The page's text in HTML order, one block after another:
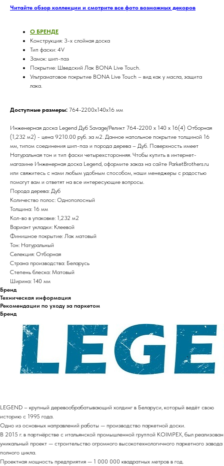
Читайте обзор коллекции и смотрите все фото возможных декоров
О БРЕНДE
Конструкция: 3-х слойная доска
Тип фаски: 4V
Замок: шип-паз
Покрытие: Шведский Лак BONA Live Touch.
Ультраматовое покрытие BONA Live Touch – вид как у масла, защита
лака.
Доступные размеры: 764-2200х140х16 мм
Инженерная доска Legend Дуб Savage/Реликт 764-2200 х 140 х 16(4) Отборная
(1,232 м2) - цена 9210.00 руб. за м2. Данное напольное покрытие толщиной 16
мм, типом соединения шип-паз и порода дерева – Дуб. Поверхность имеет
Натуральная тон и тип фаски четырехсторонняя. Чтобы купить в интернет-
магазине Инженерная доска Legend, оформите заказ на сайте ParketBrothers.ru
или свяжитесь с нами любым удобным способом, наши менеджеры с радостью
помогут вам и ответят на все интересующие вопросы.
Порода дерева: Дуб
Количество полос: Однополосный
Толщина: 16 мм
Кол-во в упаковке: 1,232 м2
Вариант укладки: Клеевой
Финишное покрытие: Лак матовый
Тон: Натуральный
Селекция: Отборная
Страна производства: Беларусь
Степень блеска: Матовый
Ширина: 140 мм
Бренд
Техническая информация
Рекомендации по уходу за паркетом
Бренд
LEGEND – крупный деревообрабатывающий холдинг в Беларуси, который ведёт свою
историю с 1995 года.
Одно из основных направлений работы — производство паркетной доски.
В 2015 г. в партнёрстве с итальянской промышленной группой KOIMPEX, был реализован
уникальный проект — строительство огромного высокотехнологичного паркетного завода
полного цикла.
Проектная мощность предприятия — 1 000 000 квадратных метров в год.